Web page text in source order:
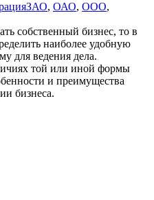
ЗАО, ОАО, ООО,
собственный бизнес, то в
наиболее удобную
для ведения дела.
той или иной формы
и преимущества
бизнеса.